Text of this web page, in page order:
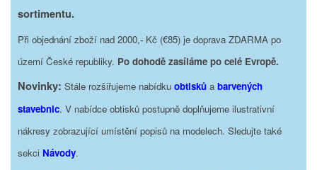
sortimentu.
Při objednání zboží nad 2000,- Kč (€85) je doprava ZDARMA po
území České republiky. Po dohodě zasíláme po celé Evropě.
Novinky: Stále rozšiřujeme nabídku obtisků a barvených
stavebnic. V nabídce obtisků postupně doplňujeme ilustrativní
nákresy zobrazující umístění popisů na modelech. Sledujte také
sekci Návody.